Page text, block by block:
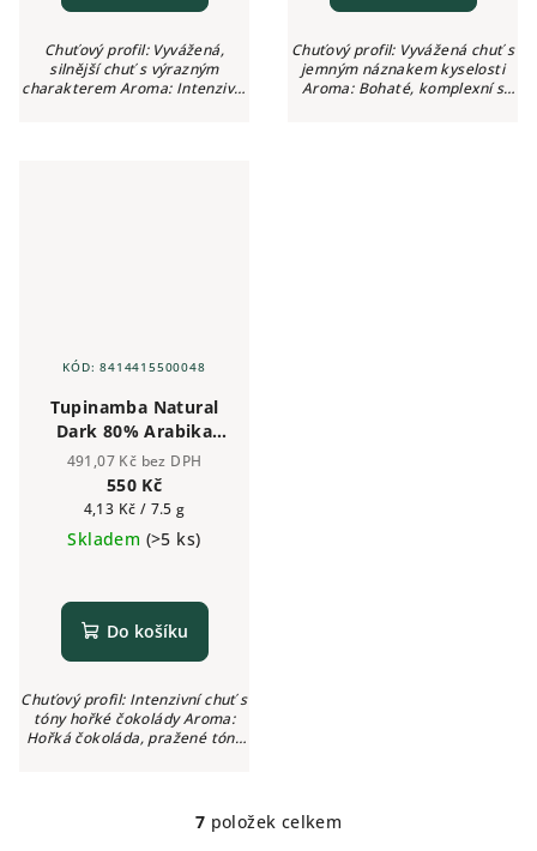
Chuťový profil: Vyvážená,
silnější chuť s výrazným
charakterem Aroma: Intenzivní
Chuťový profil: Vyvážená chuť s
jemným náznakem kyselosti
Aroma: Bohaté, komplexní s
Tupinamba Natural
Dark 80% Arabika
20% Robusta -
zrnková káva 1kg
491,07 Kč bez DPH
550 Kč
Měrná
cena:
4,13 Kč / 7.5 g
Skladem (>5 ks)
Do košíku
Chuťový profil: Intenzivní chuť s
tóny hořké čokolády Aroma:
Hořká čokoláda, pražené tóny
KÓD:8414415500048
O
7 položek celkem